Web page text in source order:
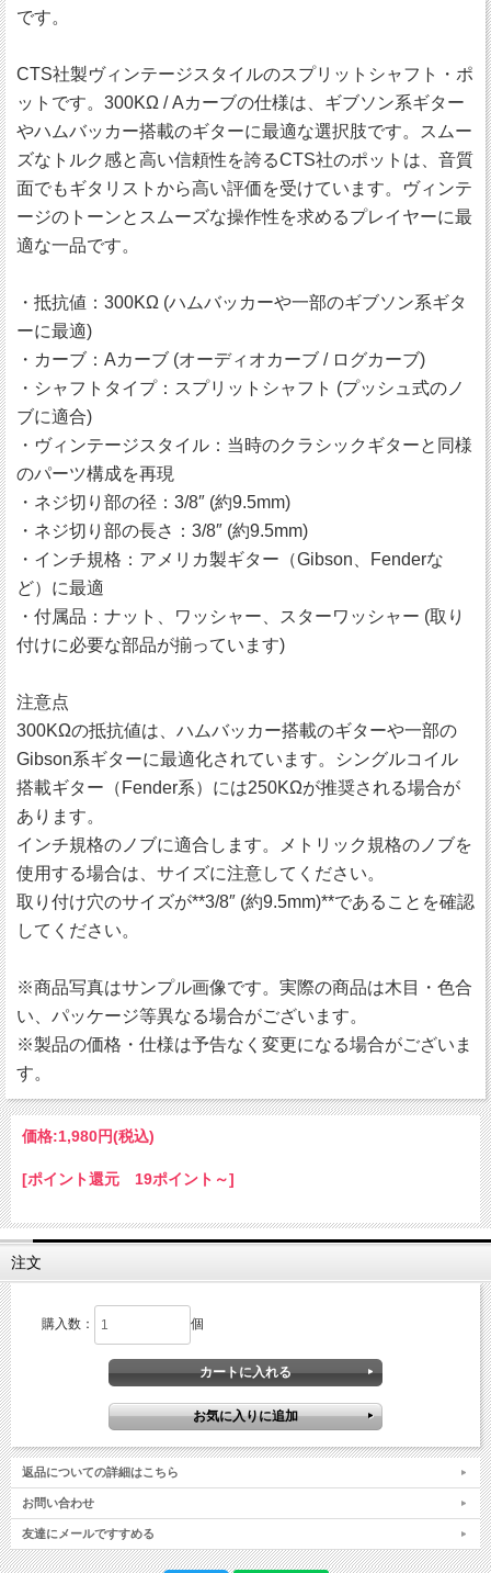
です。
CTS社製ヴィンテージスタイルのスプリットシャフト・ポ
ットです。300KΩ / Aカーブの仕様は、ギブソン系ギター
やハムバッカー搭載のギターに最適な選択肢です。スムー
ズなトルク感と高い信頼性を誇るCTS社のポットは、音質
面でもギタリストから高い評価を受けています。ヴィンテ
ージのトーンとスムーズな操作性を求めるプレイヤーに最
適な一品です。
・抵抗値：300KΩ (ハムバッカーや一部のギブソン系ギタ
ーに最適)
・カーブ：Aカーブ (オーディオカーブ / ログカーブ)
・シャフトタイプ：スプリットシャフト (プッシュ式のノ
ブに適合)
・ヴィンテージスタイル：当時のクラシックギターと同様
のパーツ構成を再現
・ネジ切り部の径：3/8″ (約9.5mm)
・ネジ切り部の長さ：3/8″ (約9.5mm)
・インチ規格：アメリカ製ギター（Gibson、Fenderな
ど）に最適
・付属品：ナット、ワッシャー、スターワッシャー (取り
付けに必要な部品が揃っています)
注意点
300KΩの抵抗値は、ハムバッカー搭載のギターや一部の
Gibson系ギターに最適化されています。シングルコイル
搭載ギター（Fender系）には250KΩが推奨される場合が
あります。
インチ規格のノブに適合します。メトリック規格のノブを
使用する場合は、サイズに注意してください。
取り付け穴のサイズが**3/8″ (約9.5mm)**であることを確認
してください。
※商品写真はサンプル画像です。実際の商品は木目・色合
い、パッケージ等異なる場合がございます。
※製品の価格・仕様は予告なく変更になる場合がございま
す。
価格:1,980円(税込)
[ポイント還元 19ポイント～]
注文
購入数： 個
返品についての詳細はこちら
お問い合わせ
友達にメールですすめる